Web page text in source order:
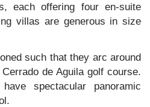
each offering four en-suite
villas are generous in size
such that they arc around
de Aguila golf course.
spectacular panoramic